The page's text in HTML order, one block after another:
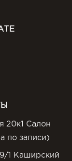
20к1 Салон
по записи)
1 Каширский